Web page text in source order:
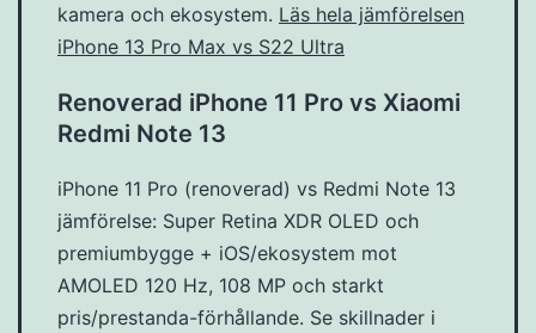
kamera och ekosystem. Läs hela jämförelsen
iPhone 13 Pro Max vs S22 Ultra
Renoverad iPhone 11 Pro vs Xiaomi
Redmi Note 13
iPhone 11 Pro (renoverad) vs Redmi Note 13
jämförelse: Super Retina XDR OLED och
premiumbygge + iOS/ekosystem mot
AMOLED 120 Hz, 108 MP och starkt
pris/prestanda-förhållande. Se skillnader i